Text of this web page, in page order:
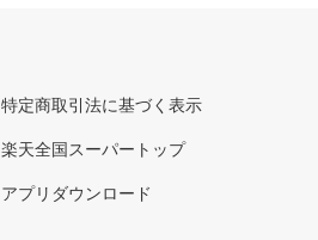
特定商取引法に基づく表示
楽天全国スーパートップ
アプリダウンロード